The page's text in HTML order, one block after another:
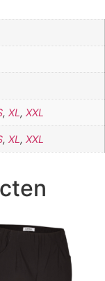
, XL , XXL
, XL , XXL